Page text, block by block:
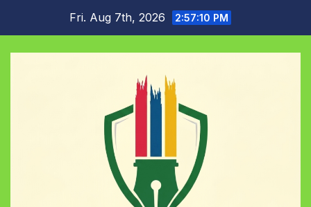
content
Fri. Aug 7th, 2026 2:57:11 PM